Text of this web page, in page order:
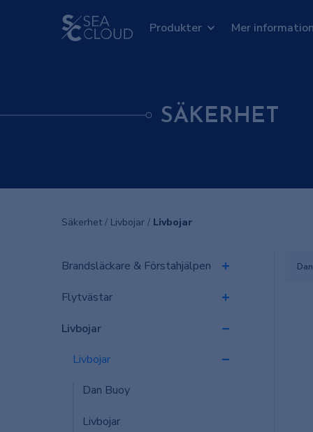
Produkter Mer information
SÄKERHET
Säkerhet / Livbojar / Livbojar
Brandsläckare & Förstahjälpen
Flytvästar
Livbojar
Livbojar
Dan Buoy
Livbojar